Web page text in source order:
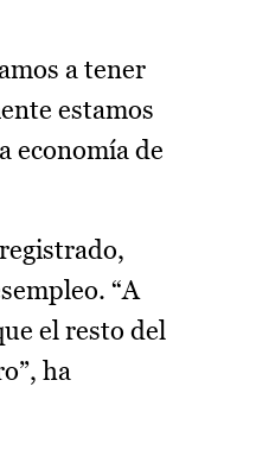
a tener
estamos
economía de
“A
el resto del
ha